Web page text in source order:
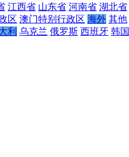
江西省 山东省 河南省 湖北省
区 澳门特别行政区 海外 其他
利 乌克兰 俄罗斯 西班牙 韩国